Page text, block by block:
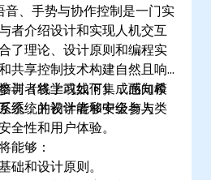
音、手势与协作控制是一门实
者介绍设计和实现人机交互
了理论、设计原则和编程实
共享控制技术构建自然且响
与者将学习如何集成感知模
统，并设计能够安全与人类
训（线上或线下），面向希
系统的初学者和中级参与
全性和用户体验。
能够：
础和设计原则。